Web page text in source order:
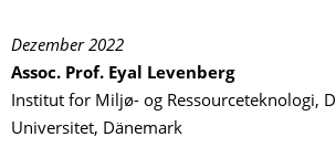
Dezember 2022
Assoc. Prof. Eyal Levenberg
Institut for Miljø- og Ressourceteknologi,
Universitet, Dänemark